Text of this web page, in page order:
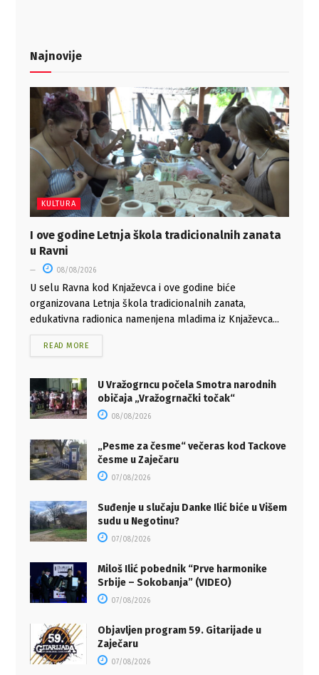
Najnovije
KULTURA
I ove godine Letnja škola tradicionalnih zanata
u Ravni
08/08/2026
U selu Ravna kod Knjaževca i ove godine biće
organizovana Letnja škola tradicionalnih zanata,
edukativna radionica namenjena mladima iz Knjaževca...
READ MORE
U Vražogrncu počela Smotra narodnih
običaja „Vražogrnački točak“
08/08/2026
„Pesme za česme“ večeras kod Tackove
česme u Zaječaru
07/08/2026
Suđenje u slučaju Danke Ilić biće u Višem
sudu u Negotinu?
07/08/2026
Miloš Ilić pobednik “Prve harmonike
Srbije – Sokobanja” (VIDEO)
07/08/2026
Objavljen program 59. Gitarijade u
Zaječaru
07/08/2026